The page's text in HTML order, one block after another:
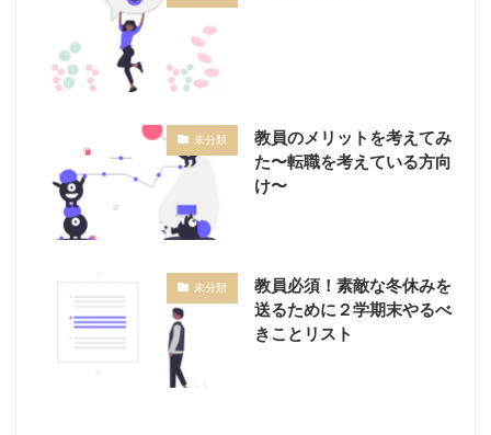
未分類
教員のメリットを考えてみ
た〜転職を考えている方向
け〜
未分類
教員必須！素敵な冬休みを
送るために２学期末やるべ
きことリスト